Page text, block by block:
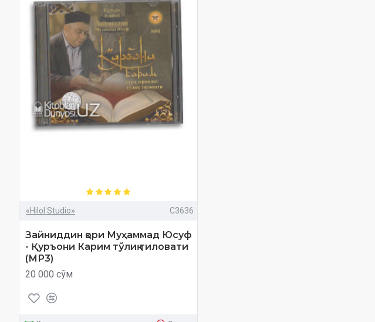
«Hilol Studio» C3636
Зайниддин қори Муҳаммад Юсуф
- Қуръони Карим тўлиқ тиловати
(МР3)
20 000 сўм